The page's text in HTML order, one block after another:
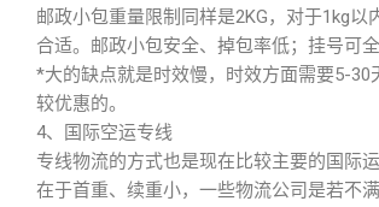
邮政小包重量限制同样是2KG，对于1kg以
合适。邮政小包安全、掉包率低；挂号可全
*大的缺点就是时效慢，时效方面需要5-30
较优惠的。
4、国际空运专线
专线物流的方式也是现在比较主要的国际
在于首重、续重小，一些物流公司是若不